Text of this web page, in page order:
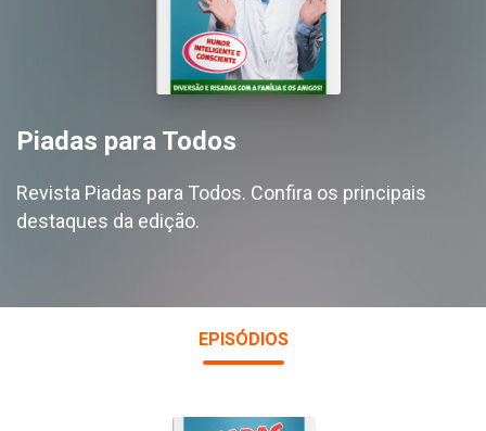
Piadas para Todos
Revista Piadas para Todos. Confira os principais
destaques da edição.
EPISÓDIOS